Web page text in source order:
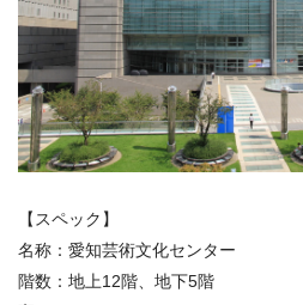
【スペック】
名称：愛知芸術文化センター
階数：地上12階、地下5階